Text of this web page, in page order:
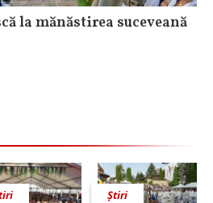
la mănăstirea suceveană
Știri